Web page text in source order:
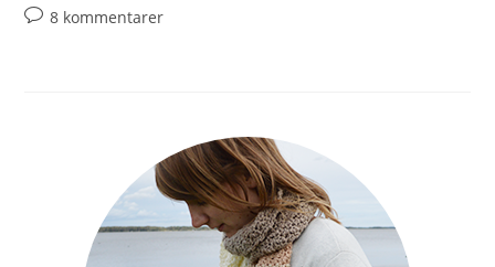
8 kommentarer